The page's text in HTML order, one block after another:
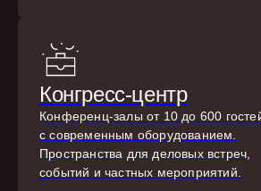
Конгресс-центр
Конференц-залы от 10 до 600
с современным оборудованием.
Пространства для деловых встреч,
событий и частных мероприятий.